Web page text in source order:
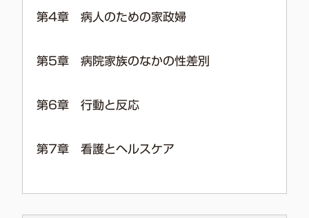
第4章 病人のための家政婦
第5章 病院家族のなかの性差別
第6章 行動と反応
第7章 看護とヘルスケア